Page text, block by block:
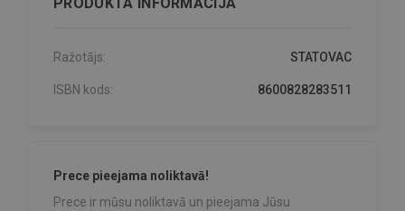
PRODUKTA INFORMĀCIJA
Ražotājs: STATOVAC
ISBN kods: 8600828283511
Prece pieejama noliktavā!
Prece ir mūsu noliktavā un pieejama Jūsu